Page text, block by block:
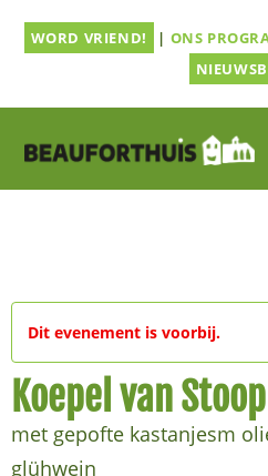
naarWORD VRIEND! | ONS
Dit evenement is voorbij.
Koepel van Stoop
met gepofte kastanjesm
glühwein